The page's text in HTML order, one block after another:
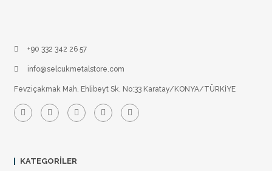
+90 332 342 26 57
info@selcukmetalstore.com
Fevziçakmak Mah. Ehlibeyt Sk. No:33 Karatay/KONYA/TÜRKİYE
KATEGORILER